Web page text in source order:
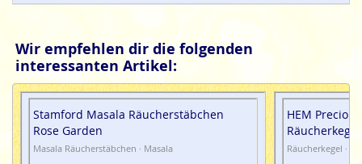
Wir empfehlen dir die folgenden
interessanten Artikel:
Stamford Masala Räucherstäbchen
Rose Garden
Masala Räucherstäbchen · Masala
HEM
Räucherkegel
Räucherkegel ·